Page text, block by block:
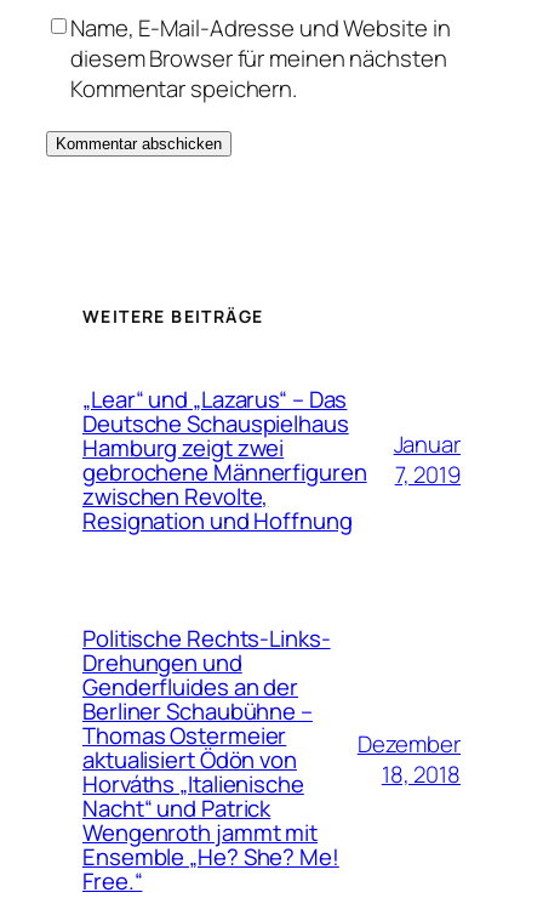
Name, E-Mail-Adresse und Website in
diesem Browser für meinen nächsten
Kommentar speichern.
WEITERE BEITRÄGE
„Lear“ und „Lazarus“ – Das
Deutsche Schauspielhaus
Hamburg zeigt zwei
gebrochene Männerfiguren
zwischen Revolte,
Resignation und Hoffnung
Januar
7, 2019
Politische Rechts-Links-
Drehungen und
Genderfluides an der
Berliner Schaubühne –
Thomas Ostermeier
aktualisiert Ödön von
Horváths „Italienische
Nacht“ und Patrick
Wengenroth jammt mit
Ensemble „He? She? Me!
Free.“
Dezember
18, 2018